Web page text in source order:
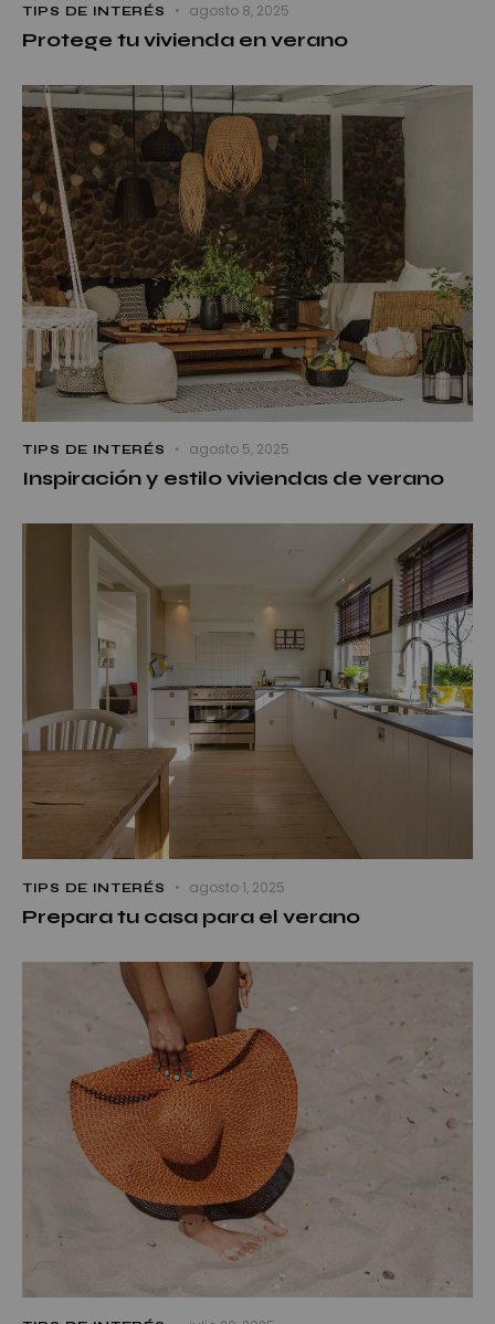
TIPS DE INTERÉS agosto 8, 2025
Protege tu vivienda en verano
TIPS DE INTERÉS agosto 5, 2025
Inspiración y estilo viviendas de verano
TIPS DE INTERÉS agosto 1, 2025
Prepara tu casa para el verano